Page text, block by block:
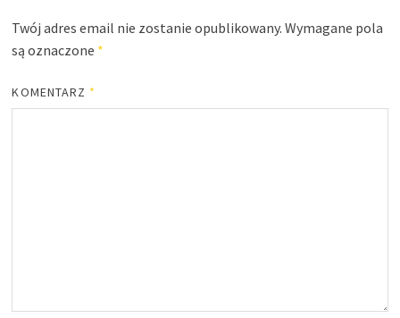
Twój adres email nie zostanie opublikowany. Wymagane pola
są oznaczone *
KOMENTARZ *